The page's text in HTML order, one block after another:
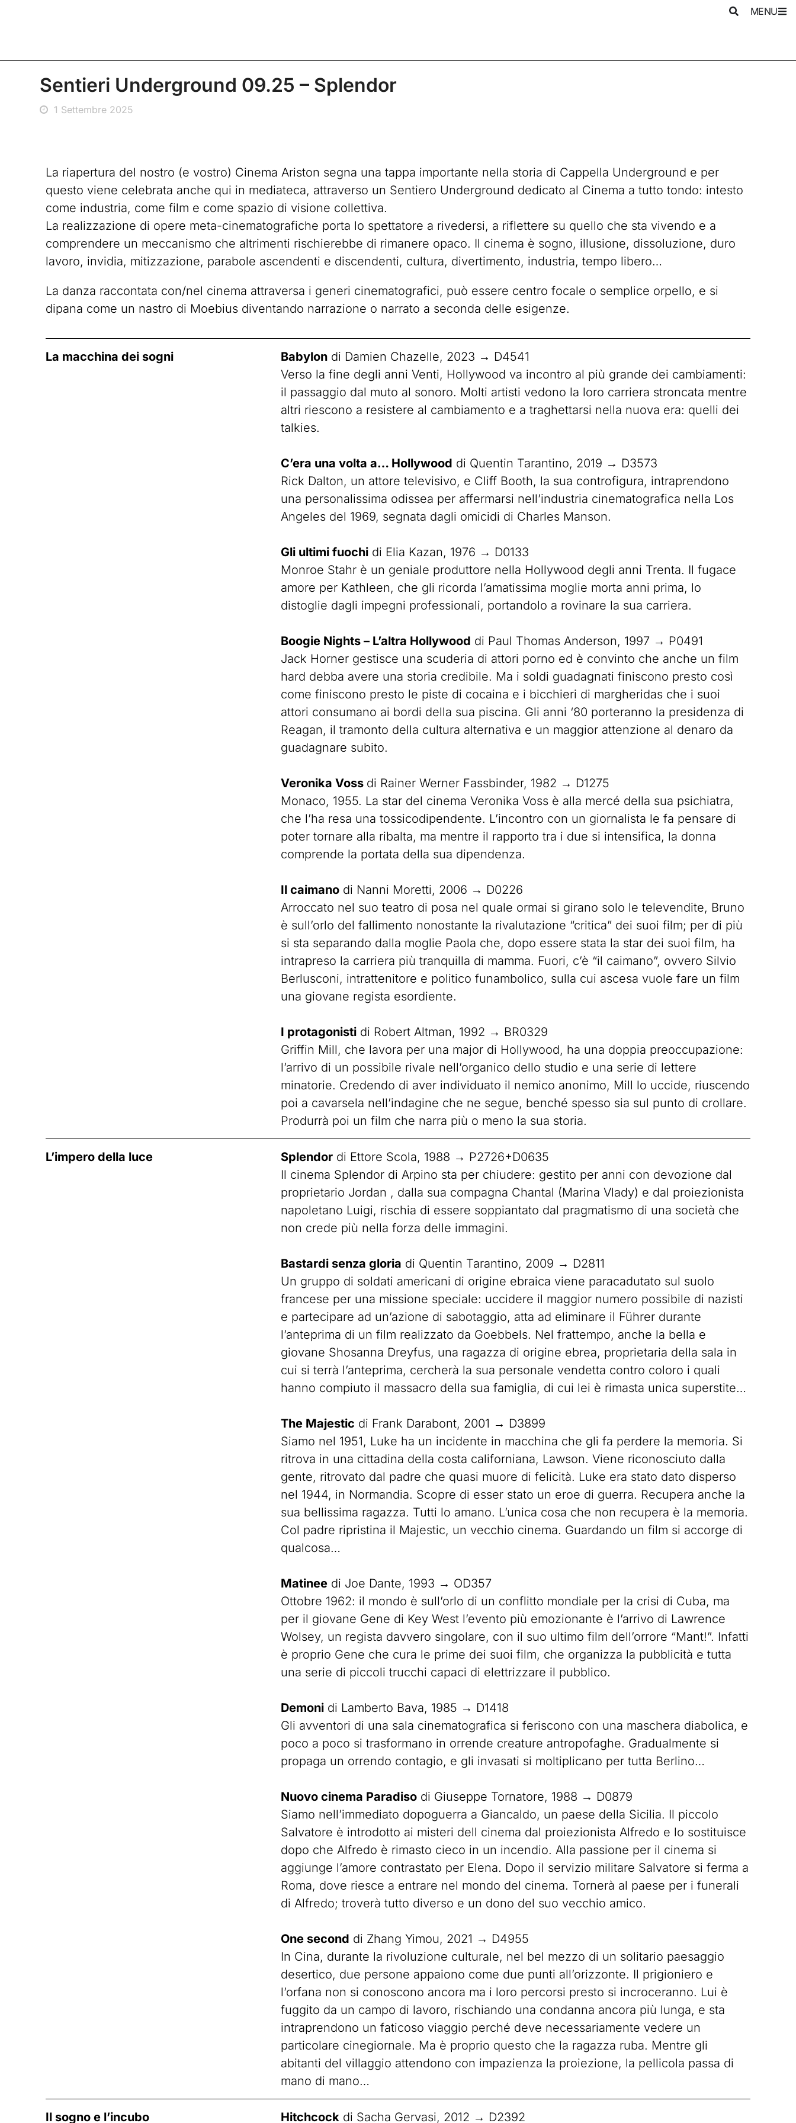
MENU
Sentieri Underground 09.25 – Splendor
1 Settembre 2025
La riapertura del nostro (e vostro) Cinema Ariston segna una tappa importante nella storia di Cappella Underground e per
questo viene celebrata anche qui in mediateca, attraverso un Sentiero Underground dedicato al Cinema a tutto tondo: intesto
come industria, come film e come spazio di visione collettiva.
La realizzazione di opere meta-cinematografiche porta lo spettatore a rivedersi, a riflettere su quello che sta vivendo e a
comprendere un meccanismo che altrimenti rischierebbe di rimanere opaco. Il cinema è sogno, illusione, dissoluzione, duro
lavoro, invidia, mitizzazione, parabole ascendenti e discendenti, cultura, divertimento, industria, tempo libero…
La danza raccontata con/nel cinema attraversa i generi cinematografici, può essere centro focale o semplice orpello, e si
dipana come un nastro di Moebius diventando narrazione o narrato a seconda delle esigenze.
La macchina dei sogni Babylondi Damien Chazelle, 2023 → D4541
Verso la fine degli anni Venti, Hollywood va incontro al più grande dei cambiamenti:
il passaggio dal muto al sonoro. Molti artisti vedono la loro carriera stroncata mentre
altri riescono a resistere al cambiamento e a traghettarsi nella nuova era: quelli dei
talkies.
C’era una volta a… Hollywood di Quentin Tarantino, 2019 → D3573
Rick Dalton, un attore televisivo, e Cliff Booth, la sua controfigura, intraprendono
una personalissima odissea per affermarsi nell’industria cinematografica nella Los
Angeles del 1969, segnata dagli omicidi di Charles Manson.
Gli ultimi fuochidi Elia Kazan, 1976 → D0133
Monroe Stahr è un geniale produttore nella Hollywood degli anni Trenta. Il fugace
amore per Kathleen, che gli ricorda l’amatissima moglie morta anni prima, lo
distoglie dagli impegni professionali, portandolo a rovinare la sua carriera.
Boogie Nights – L’altra Hollywood di Paul Thomas Anderson, 1997 → P0491
Jack Horner gestisce una scuderia di attori porno ed è convinto che anche un film
hard debba avere una storia credibile. Ma i soldi guadagnati finiscono presto così
come finiscono presto le piste di cocaina e i bicchieri di margheridas che i suoi
attori consumano ai bordi della sua piscina. Gli anni ‘80 porteranno la presidenza di
Reagan, il tramonto della cultura alternativa e un maggior attenzione al denaro da
guadagnare subito.
Veronika Voss di Rainer Werner Fassbinder, 1982 → D1275
Monaco, 1955. La star del cinema Veronika Voss è alla mercé della sua psichiatra,
che l’ha resa una tossicodipendente. L’incontro con un giornalista le fa pensare di
poter tornare alla ribalta, ma mentre il rapporto tra i due si intensifica, la donna
comprende la portata della sua dipendenza.
Il caimanodi Nanni Moretti, 2006 → D0226
Arroccato nel suo teatro di posa nel quale ormai si girano solo le televendite, Bruno
è sull’orlo del fallimento nonostante la rivalutazione “critica” dei suoi film; per di più
si sta separando dalla moglie Paola che, dopo essere stata la star dei suoi film, ha
intrapreso la carriera più tranquilla di mamma. Fuori, c’è “il caimano”, ovvero Silvio
Berlusconi, intrattenitore e politico funambolico, sulla cui ascesa vuole fare un film
una giovane regista esordiente.
I protagonistidi Robert Altman, 1992 → BR0329
Griffin Mill, che lavora per una major di Hollywood, ha una doppia preoccupazione:
l’arrivo di un possibile rivale nell’organico dello studio e una serie di lettere
minatorie. Credendo di aver individuato il nemico anonimo, Mill lo uccide, riuscendo
poi a cavarsela nell’indagine che ne segue, benché spesso sia sul punto di crollare.
Produrrà poi un film che narra più o meno la sua storia.
L’impero della luce Splendordi Ettore Scola, 1988 → P2726+D0635
Il cinema Splendor di Arpino sta per chiudere: gestito per anni con devozione dal
proprietario Jordan , dalla sua compagna Chantal (Marina Vlady) e dal proiezionista
napoletano Luigi, rischia di essere soppiantato dal pragmatismo di una società che
non crede più nella forza delle immagini.
Bastardi senza gloria di Quentin Tarantino, 2009 → D2811
Un gruppo di soldati americani di origine ebraica viene paracadutato sul suolo
francese per una missione speciale: uccidere il maggior numero possibile di nazisti
e partecipare ad un’azione di sabotaggio, atta ad eliminare il Führer durante
l’anteprima di un film realizzato da Goebbels. Nel frattempo, anche la bella e
giovane Shosanna Dreyfus, una ragazza di origine ebrea, proprietaria della sala in
cui si terrà l’anteprima, cercherà la sua personale vendetta contro coloro i quali
hanno compiuto il massacro della sua famiglia, di cui lei è rimasta unica superstite…
The Majestic di Frank Darabont, 2001 → D3899
Siamo nel 1951, Luke ha un incidente in macchina che gli fa perdere la memoria. Si
ritrova in una cittadina della costa californiana, Lawson. Viene riconosciuto dalla
gente, ritrovato dal padre che quasi muore di felicità. Luke era stato dato disperso
nel 1944, in Normandia. Scopre di esser stato un eroe di guerra. Recupera anche la
sua bellissima ragazza. Tutti lo amano. L’unica cosa che non recupera è la memoria.
Col padre ripristina il Majestic, un vecchio cinema. Guardando un film si accorge di
qualcosa…
Matineedi Joe Dante, 1993 → OD357
Ottobre 1962: il mondo è sull’orlo di un conflitto mondiale per la crisi di Cuba, ma
per il giovane Gene di Key West l’evento più emozionante è l’arrivo di Lawrence
Wolsey, un regista davvero singolare, con il suo ultimo film dell’orrore “Mant!”. Infatti
è proprio Gene che cura le prime dei suoi film, che organizza la pubblicità e tutta
una serie di piccoli trucchi capaci di elettrizzare il pubblico.
Demonidi Lamberto Bava, 1985 → D1418
Gli avventori di una sala cinematografica si feriscono con una maschera diabolica, e
poco a poco si trasformano in orrende creature antropofaghe. Gradualmente si
propaga un orrendo contagio, e gli invasati si moltiplicano per tutta Berlino…
Nuovo cinema Paradisodi Giuseppe Tornatore, 1988 → D0879
Siamo nell’immediato dopoguerra a Giancaldo, un paese della Sicilia. Il piccolo
Salvatore è introdotto ai misteri dell cinema dal proiezionista Alfredo e lo sostituisce
dopo che Alfredo è rimasto cieco in un incendio. Alla passione per il cinema si
aggiunge l’amore contrastato per Elena. Dopo il servizio militare Salvatore si ferma a
Roma, dove riesce a entrare nel mondo del cinema. Tornerà al paese per i funerali
di Alfredo; troverà tutto diverso e un dono del suo vecchio amico.
One second di Zhang Yimou, 2021 → D4955
In Cina, durante la rivoluzione culturale, nel bel mezzo di un solitario paesaggio
desertico, due persone appaiono come due punti all’orizzonte. Il prigioniero e
l’orfana non si conoscono ancora ma i loro percorsi presto si incroceranno. Lui è
fuggito da un campo di lavoro, rischiando una condanna ancora più lunga, e sta
intraprendono un faticoso viaggio perché deve necessariamente vedere un
particolare cinegiornale. Ma è proprio questo che la ragazza ruba. Mentre gli
abitanti del villaggio attendono con impazienza la proiezione, la pellicola passa di
mano di mano…
Il sogno e l’incubo Hitchcockdi Sacha Gervasi, 2012 → D2392